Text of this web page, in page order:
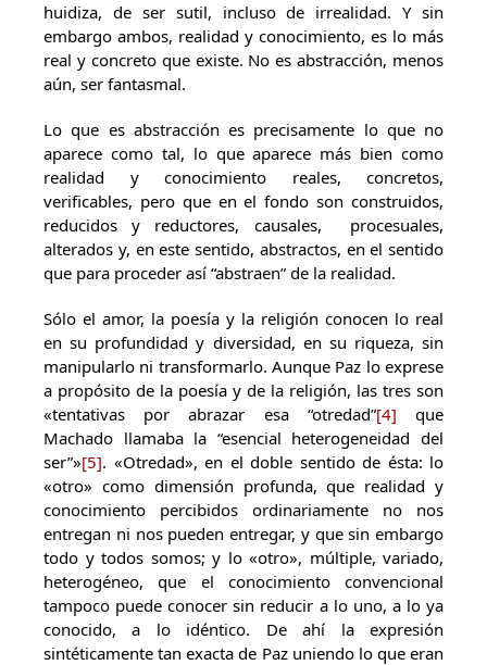
huidiza, de ser sutil, incluso de irrealidad. Y sin
embargo ambos, realidad y conocimiento, es lo más
real y concreto que existe. No es abstracción, menos
aún, ser fantasmal.
Lo que es abstracción es precisamente lo que no
aparece como tal, lo que aparece más bien como
realidad y conocimiento reales, concretos,
verificables, pero que en el fondo son construidos,
reducidos y reductores, causales, procesuales,
alterados y, en este sentido, abstractos, en el sentido
que para proceder así “abstraen” de la realidad.
Sólo el amor, la poesía y la religión conocen lo real
en su profundidad y diversidad, en su riqueza, sin
manipularlo ni transformarlo. Aunque Paz lo exprese
a propósito de la poesía y de la religión, las tres son
«tentativas por abrazar esa “otredad”[4] que
Machado llamaba la “esencial heterogeneidad del
ser”»[5]. «Otredad», en el doble sentido de ésta: lo
«otro» como dimensión profunda, que realidad y
conocimiento percibidos ordinariamente no nos
entregan ni nos pueden entregar, y que sin embargo
todo y todos somos; y lo «otro», múltiple, variado,
heterogéneo, que el conocimiento convencional
tampoco puede conocer sin reducir a lo uno, a lo ya
conocido, a lo idéntico. De ahí la expresión
sintéticamente tan exacta de Paz uniendo lo que eran